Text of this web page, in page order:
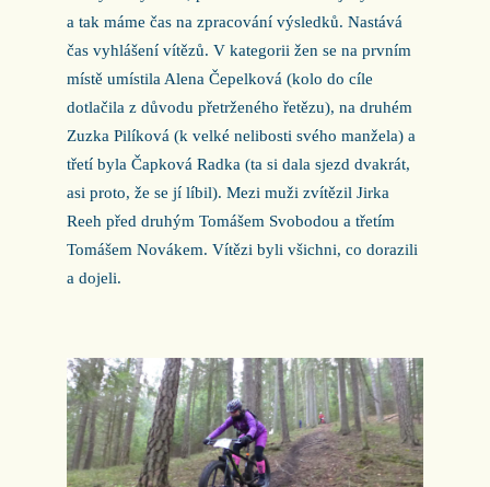
a tak máme čas na zpracování výsledků. Nastává
čas vyhlášení vítězů. V kategorii žen se na prvním
místě umístila Alena Čepelková (kolo do cíle
dotlačila z důvodu přetrženého řetězu), na druhém
Zuzka Pilíková (k velké nelibosti svého manžela) a
třetí byla Čapková Radka (ta si dala sjezd dvakrát,
asi proto, že se jí líbil). Mezi muži zvítězil Jirka
Reeh před druhým Tomášem Svobodou a třetím
Tomášem Novákem. Vítězi byli všichni, co dorazili
a dojeli.